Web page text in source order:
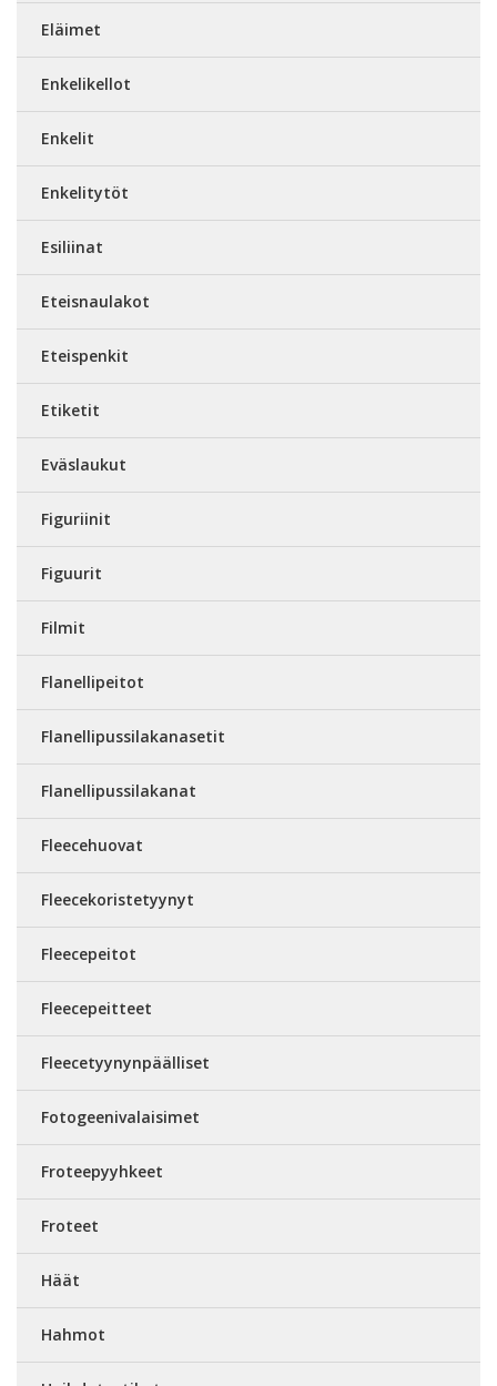
Eläimet
Enkelikellot
Enkelit
Enkelitytöt
Esiliinat
Eteisnaulakot
Eteispenkit
Etiketit
Eväslaukut
Figuriinit
Figuurit
Filmit
Flanellipeitot
Flanellipussilakanasetit
Flanellipussilakanat
Fleecehuovat
Fleecekoristetyynyt
Fleecepeitot
Fleecepeitteet
Fleecetyynynpäälliset
Fotogeenivalaisimet
Froteepyyhkeet
Froteet
Häät
Hahmot